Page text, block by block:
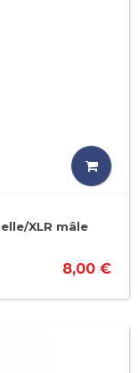
XLR mâle
8,00 €